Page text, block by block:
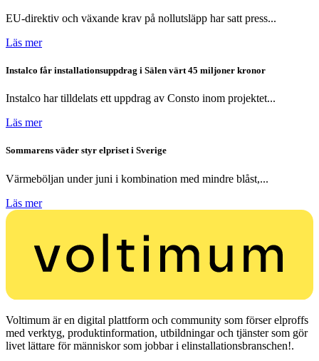
EU-direktiv och växande krav på nollutsläpp har satt press...
Läs mer
Instalco får installationsuppdrag i Sälen värt 45 miljoner kronor
Instalco har tilldelats ett uppdrag av Consto inom projektet...
Läs mer
Sommarens väder styr elpriset i Sverige
Värmeböljan under juni i kombination med mindre blåst,...
Läs mer
Voltimum är en digital plattform och community som förser elproffs
med verktyg, produktinformation, utbildningar och tjänster som gör
livet lättare för människor som jobbar i elinstallationsbranschen!.